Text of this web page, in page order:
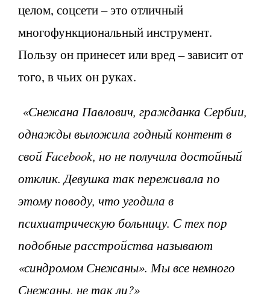
целом, соцсети – это отличный
многофункциональный инструмент.
Пользу он принесет или вред – зависит от
того, в чьих он руках.
«Снежана Павлович, гражданка Сербии,
однажды выложила годный контент в
свой Facebook, но не получила достойный
отклик. Девушка так переживала по
этому поводу, что угодила в
психиатрическую больницу. С тех пор
подобные расстройства называют
«синдромом Снежаны». Мы все немного
Снежаны, не так ли?»